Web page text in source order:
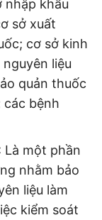
nhập khẩu
sở xuất
cơ sở kinh
liệu
quản thuốc
bệnh
Là một phần
nhằm bảo
liệu làm
kiểm soát